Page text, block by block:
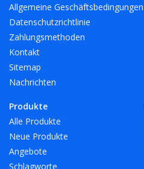
Allgemeine Geschäftsbedingungen
Datenschutzrichtlinie
Zahlungsmethoden
Kontakt
Sitemap
Nachrichten
Produkte
Alle Produkte
Neue Produkte
Angebote
Schlagworte